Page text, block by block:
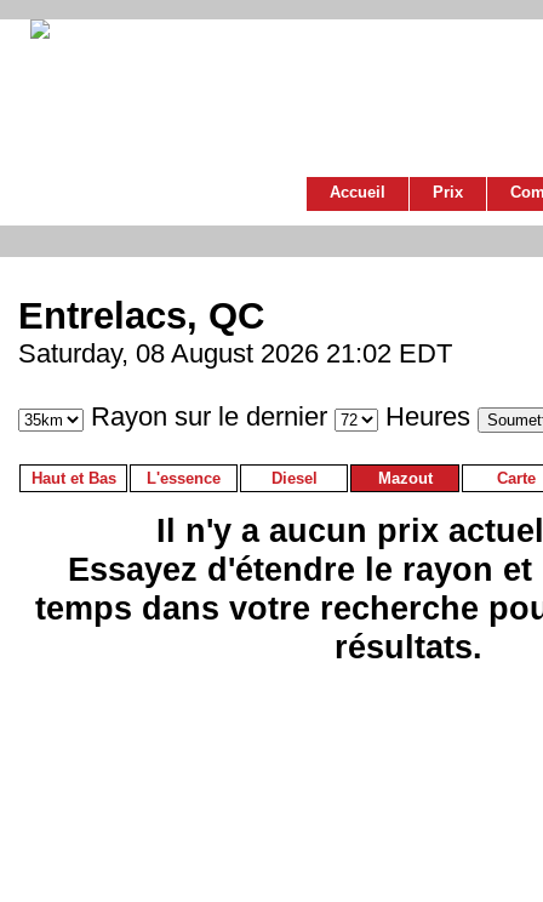
Accueil Prix
Entrelacs, QC
Saturday, 08 August 2026 21:02 EDT
Rayon sur le dernier Heures
Haut et Bas L'essence Diesel Mazout Carte
Il n'y a aucun prix
Essayez d'étendre le rayon
temps dans votre recherche
résultats.